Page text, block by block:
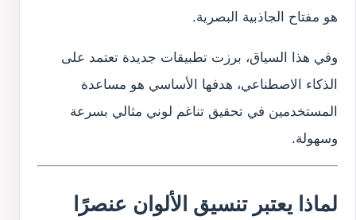
هو مفتاح الجاذبية البصرية.
وفي هذا السياق، برزت تطبيقات جديدة تعتمد على
الذكاء الاصطناعي، هدفها الأساسي هو مساعدة
المستخدمين في تحقيق تناغم لوني مثالي بسرعة
وسهولة.
لماذا يعتبر تنسيق الألوان عنصرًا